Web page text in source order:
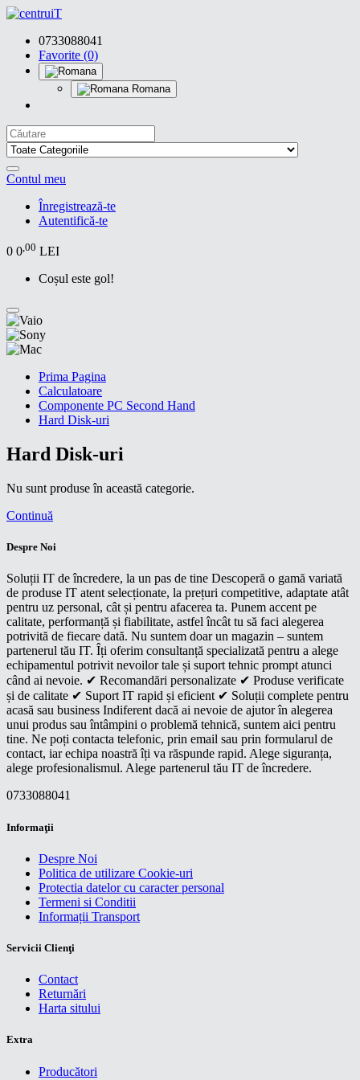
0733088041
Favorite (0)
Romana
Contul meu
Înregistrează-te
Autentifică-te
0 0,00 LEI
Coșul este gol!
Prima Pagina
Calculatoare
Componente PC Second Hand
Hard Disk-uri
Hard Disk-uri
Nu sunt produse în această categorie.
Continuă
Despre Noi
Soluții IT de încredere, la un pas de tine Descoperă o gamă variată
de produse IT atent selecționate, la prețuri competitive, adaptate atât
pentru uz personal, cât și pentru afacerea ta. Punem accent pe
calitate, performanță și fiabilitate, astfel încât tu să faci alegerea
potrivită de fiecare dată. Nu suntem doar un magazin – suntem
partenerul tău IT. Îți oferim consultanță specializată pentru a alege
echipamentul potrivit nevoilor tale și suport tehnic prompt atunci
când ai nevoie. ✔ Recomandări personalizate ✔ Produse verificate
și de calitate ✔ Suport IT rapid și eficient ✔ Soluții complete pentru
acasă sau business Indiferent dacă ai nevoie de ajutor în alegerea
unui produs sau întâmpini o problemă tehnică, suntem aici pentru
tine. Ne poți contacta telefonic, prin email sau prin formularul de
contact, iar echipa noastră îți va răspunde rapid. Alege siguranța,
alege profesionalismul. Alege partenerul tău IT de încredere.
0733088041
Informaţii
Despre Noi
Politica de utilizare Cookie-uri
Protectia datelor cu caracter personal
Termeni si Conditii
Informații Transport
Servicii Clienţi
Contact
Returnări
Harta sitului
Extra
Producători